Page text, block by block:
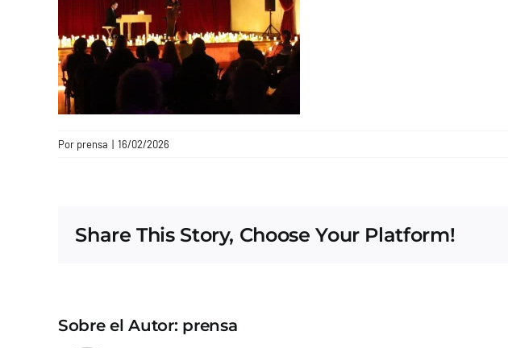
Por prensa | 16/02/2026
Share This Story, Choose Your Platform!
Sobre el Autor: prensa